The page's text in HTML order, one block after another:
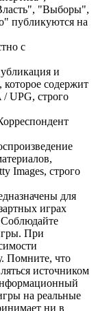
"Выборы",
публикуются на
с
и
содержит
UPG, строго
Images, строго
для
играх
При
Помните, что
источником
на реальные
ни в